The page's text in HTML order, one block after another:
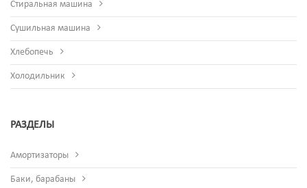
Стиральная машина
Сушильная машина
Хлебопечь
Холодильник
РАЗДЕЛЫ
Амортизаторы
Баки, барабаны